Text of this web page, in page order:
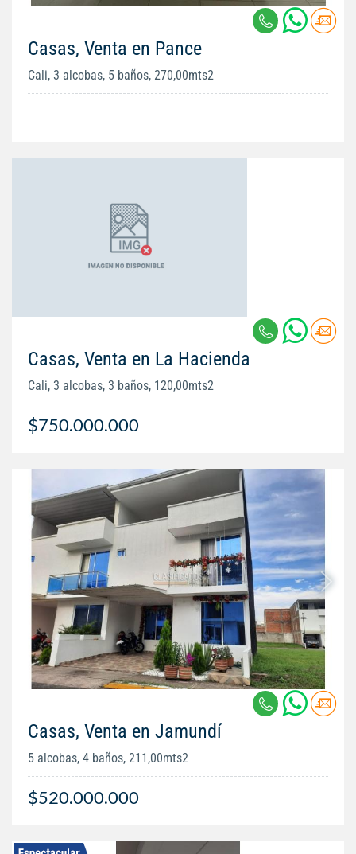
Casas, Venta en Pance
Cali, 3 alcobas, 5 baños, 270,00mts2
Casas, Venta en La Hacienda
Cali, 3 alcobas, 3 baños, 120,00mts2
$750.000.000
Casas, Venta en Jamundí
5 alcobas, 4 baños, 211,00mts2
$520.000.000